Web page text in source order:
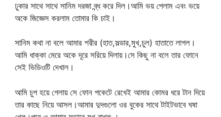
ঢুকার সাথে সাথে সানিম দরজা ব্ন্ধ করে দিল‌।আমি ভয় পেলাম এবং ভয়ে
অকে জিজ্ঞেস করলাম তোমার কি চাই।
সানিম কথা না বলে আমার শরীর (হাত,সল্ডার,মুখ,চুল) হাতাতে লাগল।
আমি ধাক্কা মেরে অকে দূরে সরিয়ে দিলায়।সে কিছু না বলে তার ফোনে
সেই ভিডিওটি দেখাল।
আমি চুপ হয়ে গেলায় সে ফোন পকেটে রেখেই আমার কোমর ধরে টান দিয়ে
তার কাছে নিয়ে আসল।আমার দুদগুলো ওর বুকের সাথে টাইটভাবে ঘষা